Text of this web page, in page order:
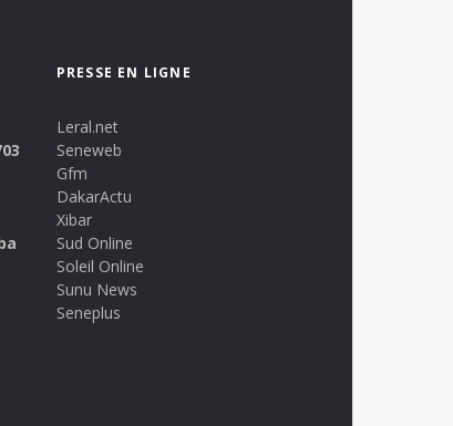
PRESSE EN LIGNE
Leral.net
Seneweb
Gfm
DakarActu
Xibar
Sud Online
Soleil Online
Sunu News
Seneplus